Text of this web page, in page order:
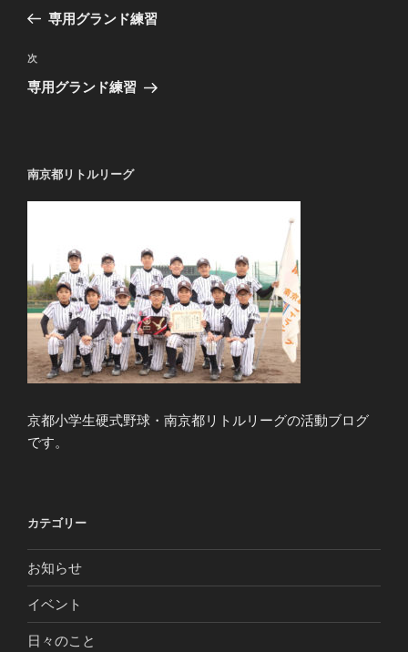
ビ
ゲ
ン
去
投
稿
専用グランド練習
次
の
次
専用グランド練習
南京都リトルリーグ
京都小学生硬式野球・南京都リトルリーグの活動ブログ
です。
カテゴリー
お知らせ
イベント
日々のこと